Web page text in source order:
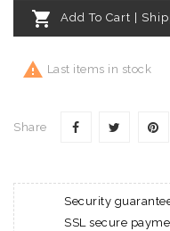
 Add To Cart |
 Last items in stock
Share
Security
SSL secure